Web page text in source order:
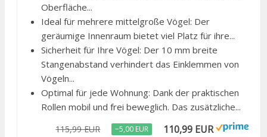
Oberfläche...
Ideal für mehrere mittelgroße Vögel: Der
geräumige Innenraum bietet viel Platz für ihre...
Sicherheit für Ihre Vögel: Der 10 mm breite
Stangenabstand verhindert das Einklemmen von
Vögeln...
Optimal für jede Wohnung: Dank der praktischen
Rollen mobil und frei beweglich. Das zusätzliche...
115,99 EUR −5,00 EUR 110,99 EUR